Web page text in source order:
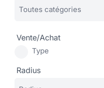
Vente/Achat
Type
Radius